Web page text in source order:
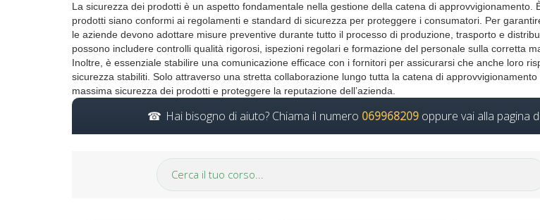
La sicurezza dei prodotti è un aspetto fondamentale nella gestione della catena di approvvigionamento.
prodotti siano conformi ai regolamenti e standard di sicurezza per proteggere i consumatori. Per
le aziende devono adottare misure preventive durante tutto il processo di produzione, trasporto e
possono includere controlli qualità rigorosi, ispezioni regolari e formazione del personale sulla corretta
Inoltre, è essenziale stabilire una comunicazione efficace con i fornitori per assicurarsi che anche loro
sicurezza stabiliti. Solo attraverso una stretta collaborazione lungo tutta la catena di
massima sicurezza dei prodotti e proteggere la reputazione dell’azienda.
Hai bisogno di aiuto? Chiama il numero 069968209 oppure vai alla pagina